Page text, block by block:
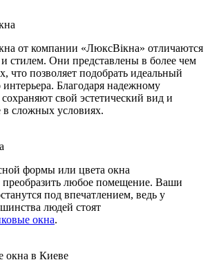
от компании «ЛюксВікна» отличаются
стилем. Они представлены в более чем
что позволяет подобрать идеальный
Благодаря надежному
свой эстетический вид и
в сложных условиях.
формы или цвета окна
любое помещение. Ваши
под впечатлением, ведь у
людей стоят
окна.
окна в Киеве